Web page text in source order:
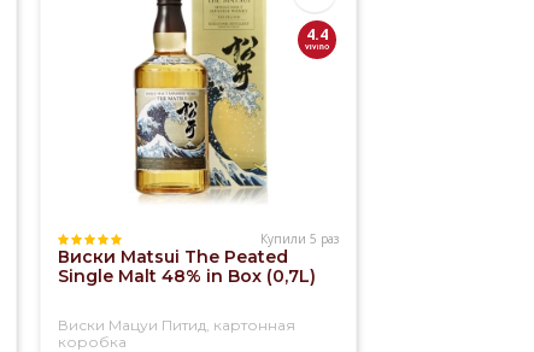
4.4
Купили 5 раз
Виски Matsui The Peated
Single Malt 48% in Box (0,7L)
Виски Мацуи Питид, картонная
коробка